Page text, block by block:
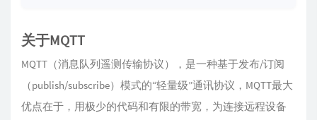
关于MQTT
MQTT（消息队列遥测传输协议），是一种基于发布/订阅
（publish/subscribe）模式的“轻量级”通讯协议，MQTT最大
优点在于，用极少的代码和有限的带宽，为连接远程设备